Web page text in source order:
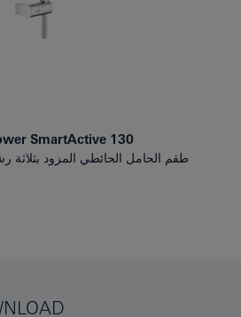
SmartActive 130
طقم الحامل الحائطي المزود بثلاثة